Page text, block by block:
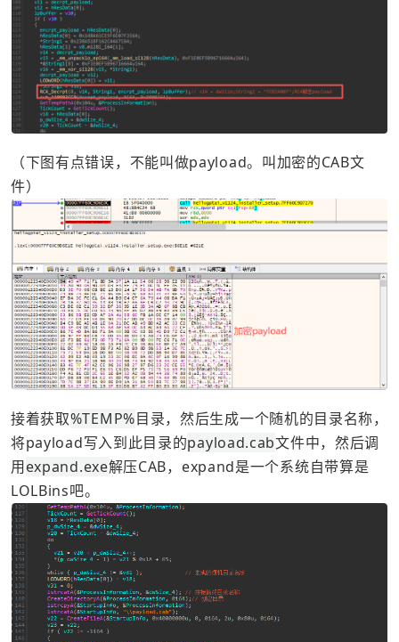
（下图有点错误，不能叫做payload。叫加密的CAB文
件）
接着获取%TEMP%目录，然后生成一个随机的目录名称，
将payload写入到此目录的payload.cab文件中，然后调
用expand.exe解压CAB，expand是一个系统自带算是
LOLBins吧。